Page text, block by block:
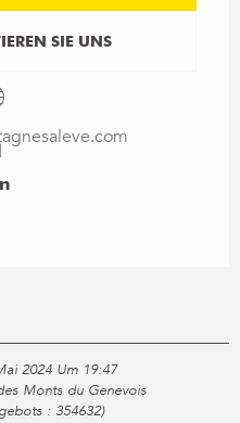
SIE UNS
2024 Um 19:47
Monts du Genevois
: 354632)